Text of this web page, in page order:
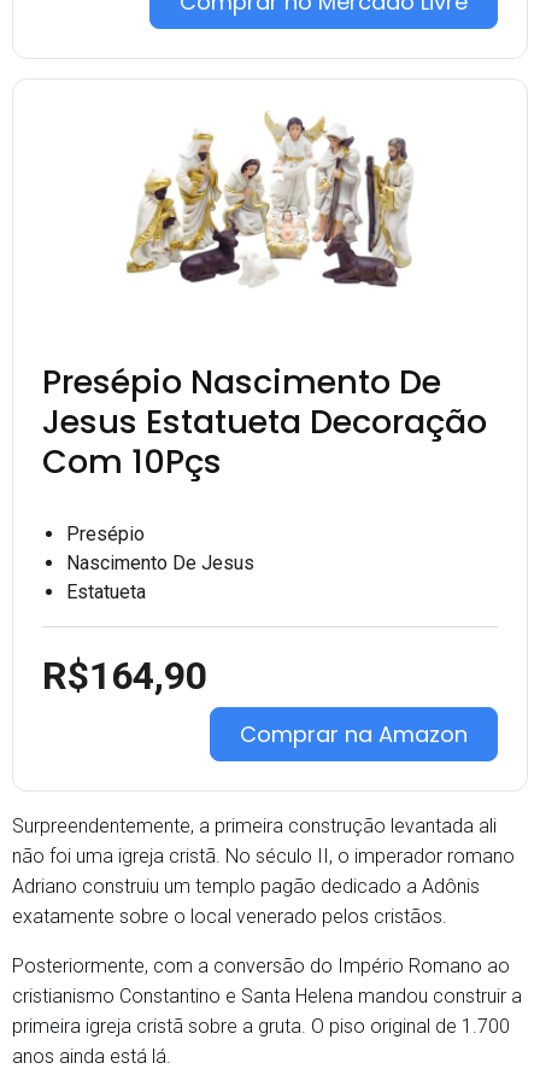
Presépio Nascimento De
Jesus Estatueta Decoração
Com 10Pçs
Presépio
Nascimento De Jesus
Estatueta
R$164,90
Comprar na Amazon
Surpreendentemente, a primeira construção levantada ali
não foi uma igreja cristã. No século II, o imperador romano
Adriano construiu um templo pagão dedicado a Adônis
exatamente sobre o local venerado pelos cristãos.
Posteriormente, com a conversão do Império Romano ao
cristianismo Constantino e Santa Helena mandou construir a
primeira igreja cristã sobre a gruta. O piso original de 1.700
anos ainda está lá.